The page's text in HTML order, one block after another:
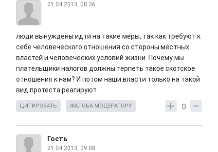
21.04.2013, 08:36
люди вынуждены идти на такие меры, так как требуют к
себе человеческого отношения со стороны местных
властей и человеческих условий жизни. Почему мы
плательщики налогов должны терпеть такое скотское
отношения к нам? И потом наши власти только на такой
вид протеста реагируют
0
ЦИТИРОВАТЬ ЖАЛОБА МОДЕРАТОРУ
Гость
21.04.2013, 09:08